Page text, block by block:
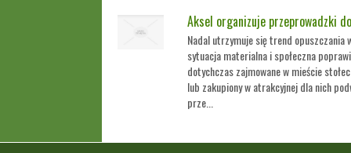
Aksel organizuje przeprowadzki
Nadal utrzymuje się trend
sytuacja materialna i społeczna
dotychczas zajmowane w mieście
lub zakupiony w atrakcyjnej dla nich
prze...